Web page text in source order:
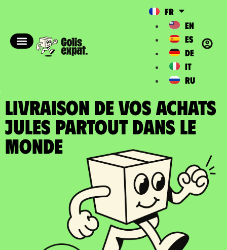
FR
EN
ES
DE
IT
RU
LIVRAISON DE VOS ACHATS
JULES partout dans le
Monde